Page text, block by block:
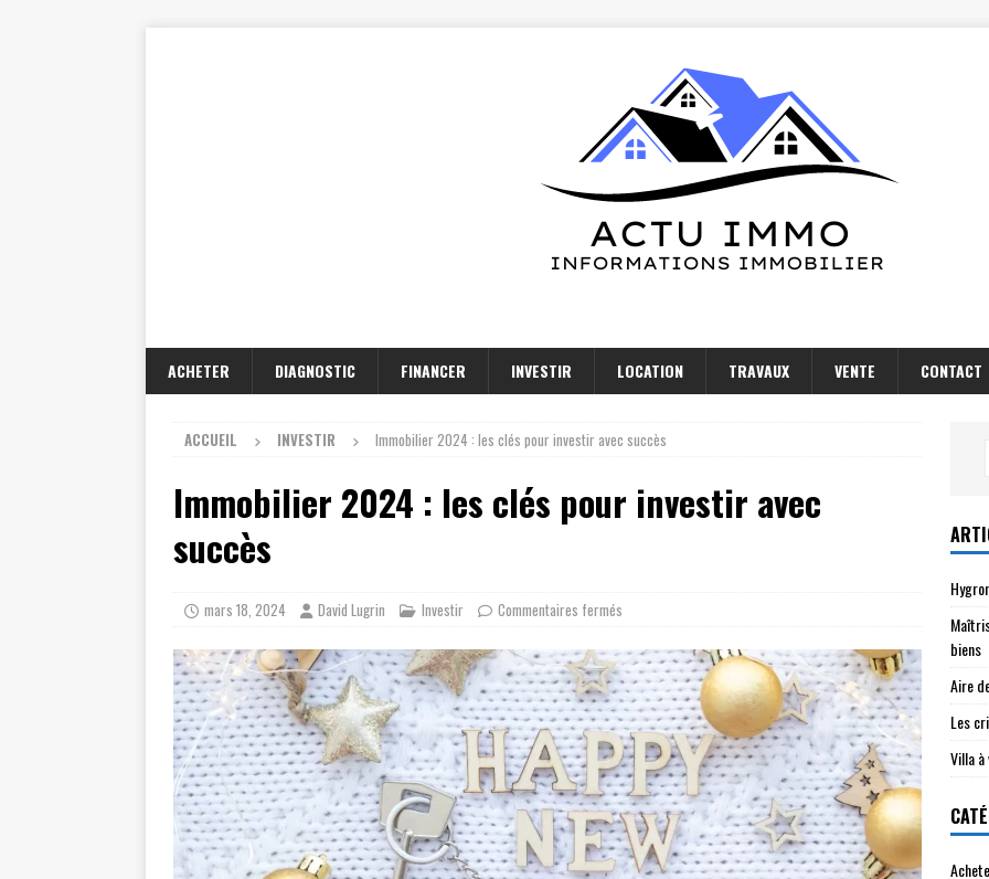
ACHETER DIAGNOSTIC FINANCER INVESTIR LOCATION TRAVAUX VENTE CONTACT
ACCUEIL INVESTIR Immobilier 2024 : les clés pour investir avec succès
Immobilier 2024 : les clés pour investir avec
succès
mars 18, 2024 David Lugrin Investir Commentaires fermés
biens
Aire
Les
Villa